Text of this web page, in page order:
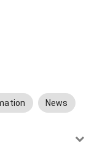
News